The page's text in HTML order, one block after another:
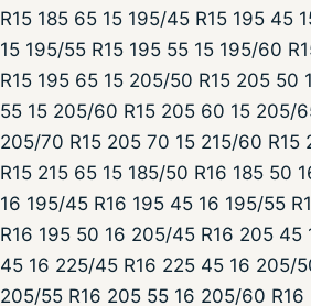
R15 185 65 15 195/45 R15 195 45
15 195/55 R15 195 55 15 195/60
R15 195 65 15 205/50 R15 205 50
55 15 205/60 R15 205 60 15 205/
205/70 R15 205 70 15 215/60 R15
R15 215 65 15 185/50 R16 185 50
16 195/45 R16 195 45 16 195/55
R16 195 50 16 205/45 R16 205 45
45 16 225/45 R16 225 45 16 205/
205/55 R16 205 55 16 205/60